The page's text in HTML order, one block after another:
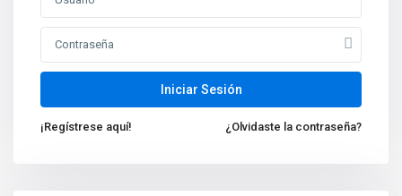
Iniciar Sesión
¡Regístrese aquí! ¿Olvidaste la contraseña?